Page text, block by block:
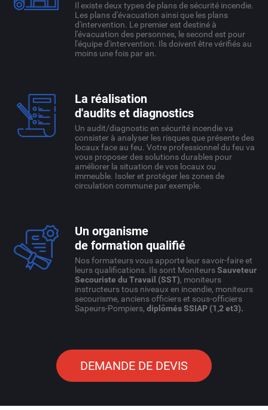
Il existe deux types de plans de sécurité incendie.
Les plans d'évacuation ainsi que les plans
d'intervention. Le premier est destiné à
l'évacuation des personnes, le second est pour
l'équipe d'intervention. Ils doivent être vérifiés au
moins une fois par an.
La réalisation
d'audits et diagnostics
Un audit/diagnostic en sécurité incendie va
consister à analyser les risques que présente des
locaux face au feu. Votre professionnel du feu va
vous proposer des solutions durables pour
améliorer la situation de vos locaux ou
immeuble. Isoler et protéger les zones de
circulation commune par exemple.
Un organisme
de formation qualifié
Nos formateurs vous apporte leur savoir-faire et
leurs qualifications. Ils sont MoniteursSauveteur
Secouriste du Travail (SST), moniteurs
instructeurs tous niveaux en incendie, moniteurs
secourisme, anciens officiers et sous-officiers
Sapeurs-Pompiers, diplômés SSIAP (1,2 et3).
DEMANDE DE DEVIS